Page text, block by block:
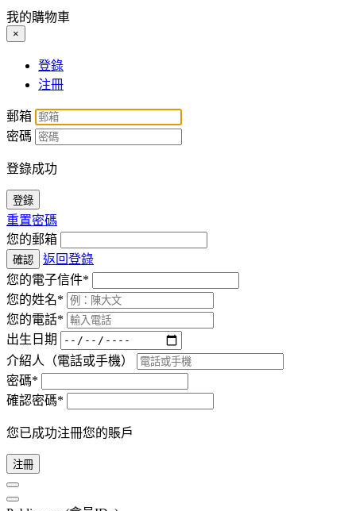
我的購物車
×
登錄
注冊
郵箱
密碼
登錄成功
登錄
重置密碼
您的郵箱
確認
返回登錄
您的電子信件*
您的姓名*
您的電話*
出生日期
介紹人（電話或手機）
密碼*
確認密碼*
您已成功注冊您的賬戶
注冊